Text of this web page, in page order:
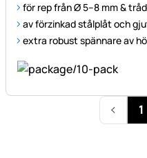
för rep från Ø 5–8 mm &
av förzinkad stålplåt och
extra robust spännare av
1